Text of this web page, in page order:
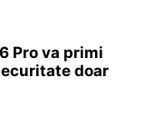
Pro va primi
doar